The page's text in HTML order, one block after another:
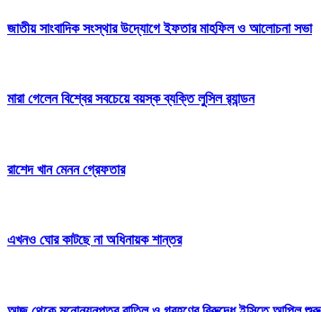
জাতীয় সাংবাদিক সংস্থার উদ্যোগে ইফতার মাহফিল ও আলোচনা সভা
মারা গেলেন বিশ্বের সবচেয়ে বয়স্ক ব্যক্তি লুসিল র‍্যান্ডন
রাশেদ খান মেনন গ্রেফতার
এখনও ঘোর কাটছে না অধিনায়ক শান্তর